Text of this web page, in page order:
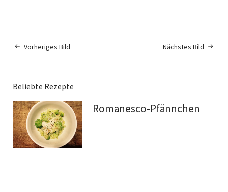
Nächstes Bild
Vorheriges Bild
Beliebte Rezepte
Romanesco-Pfännchen